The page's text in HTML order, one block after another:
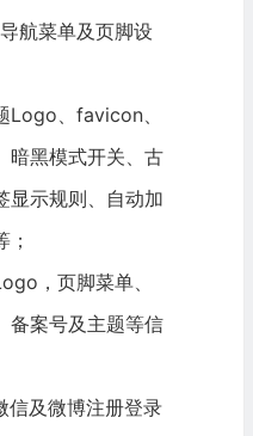
航菜单及页脚设
Logo、favicon、
暗黑模式开关、古
显示规则、自动加
，页脚菜单、
备案号及主题等信
信及微博注册登录